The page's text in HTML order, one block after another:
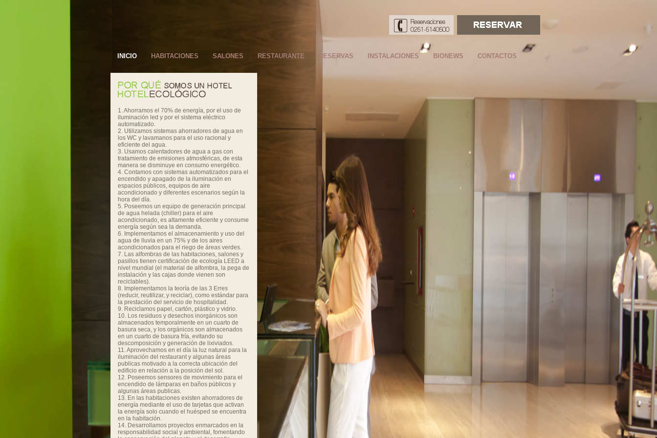
INICIO HABITACIONES SALONES RESTAURANTE RESERVAS INSTALACIONES BIONEWS CONTACTOS
1. Ahorramos el 70% de energía, por el uso de
iluminación led y por el sistema eléctrico
automatizado.
2. Utilizamos sistemas ahorradores de agua en
los WC y lavamanos para el uso racional y
eficiente del agua.
3. Usamos calentadores de agua a gas con
tratamiento de emisiones atmosféricas, de esta
manera se disminuye en consumo energético.
4. Contamos con sistemas automatizados para el
encendido y apagado de la iluminación en
espacios públicos, equipos de aire
acondicionado y diferentes escenarios según la
hora del día.
5. Poseemos un equipo de generación principal
de agua helada (chiller) para el aire
acondicionado, es altamente eficiente y consume
energía según sea la demanda.
6. Implementamos el almacenamiento y uso del
agua de lluvia en un 75% y de los aires
acondicionados para el riego de áreas verdes.
7. Las alfombras de las habitaciones, salones y
pasillos tienen certificación de ecología LEED a
nivel mundial (el material de alfombra, la pega de
instalación y las cajas donde vienen son
reciclables).
8. Implementamos la teoría de las 3 Erres
(reducir, reutilizar, y reciclar), como estándar para
la prestación del servicio de hospitalidad.
9. Reciclamos papel, cartón, plástico y vidrio.
10. Los residuos y desechos inorgánicos son
almacenados temporalmente en un cuarto de
basura seca, y los orgánicos son almacenados
en un cuarto de basura fría, evitando su
descomposición y generación de lixiviados.
11. Aprovechamos en el día la luz natural para la
iluminación del restaurant y algunas áreas
publicas motivado a la correcta ubicación del
edificio en relación a la posición del sol.
12. Poseemos sensores de movimiento para el
encendido de lámparas en baños públicos y
algunas áreas publicas.
13. En las habitaciones existen ahorradores de
energía mediante el uso de tarjetas que activan
la energía solo cuando el huésped se encuentra
en la habitación.
14. Desarrollamos proyectos enmarcados en la
responsabilidad social y ambiental, fomentando